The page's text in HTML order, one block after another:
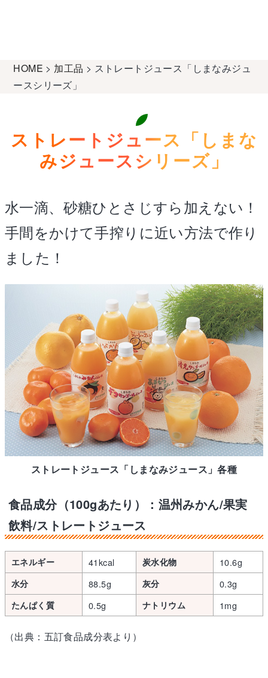
HOME > 加工品 > ストレートジュース「しまなみジュ
ースシリーズ」
ストレートジュース「しまな
みジュースシリーズ」
水一滴、砂糖ひとさじすら加えない！
手間をかけて手搾りに近い方法で作り
ました！
ストレートジュース「しまなみジュース」各種
食品成分（100gあたり）：温州みかん/果実
飲料/ストレートジュース
エネルギー 41kcal 炭水化物 10.6g
水分 88.5g 灰分 0.3g
たんぱく質 0.5g ナトリウム 1mg
（出典：五訂食品成分表より）